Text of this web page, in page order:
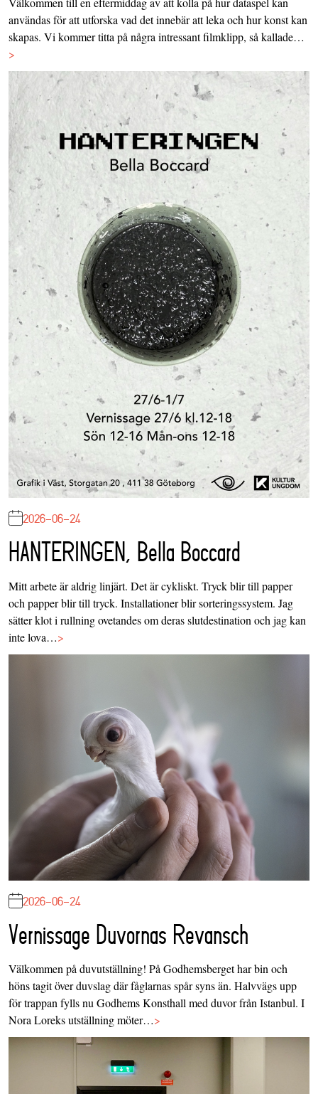
användas för att utforska vad det innebär att leka och hur konst kan
skapas. Vi kommer titta på några intressant filmklipp, så kallade…
>
2026-06-24
HANTERINGEN, Bella Boccard
Mitt arbete är aldrig linjärt. Det är cykliskt. Tryck blir till papper
och papper blir till tryck. Installationer blir sorteringssystem. Jag
sätter klot i rullning ovetandes om deras slutdestination och jag kan
inte lova…>
2026-06-24
Vernissage Duvornas Revansch
Välkommen på duvutställning! På Godhemsberget har bin och
höns tagit över duvslag där fåglarnas spår syns än. Halvvägs upp
för trappan fylls nu Godhems Konsthall med duvor från Istanbul. I
Nora Loreks utställning möter…>